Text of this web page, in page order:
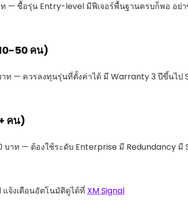
— ซื้อรุ่น Entry-level มีฟีเจอร์พื้นฐานครบก็พอ อย่
50 คน)
าท — ควรลงทุนรุ่นที่ตั้งค่าได้ มี Warranty 3 ปีขึ้นไป
คน)
บาท — ต้องใช้ระดับ Enterprise มี Redundancy
แจ้งเตือนอัตโนมัติดูได้ที่ XM Signal